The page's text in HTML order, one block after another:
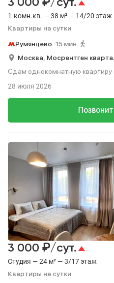
1-комн.кв. — 38 м² — 14/20 этаж
Квартиры на сутки
3 000 /сут.
Румянцево 15 мин.
Москва, Мосрентген
Сдам однокомнатную квартиру
28 июля 2026
Студия — 24 м² — 3/17 этаж
Квартиры на сутки
3 000 ₽/сут.